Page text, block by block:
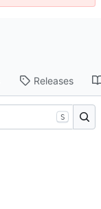
Releases
S